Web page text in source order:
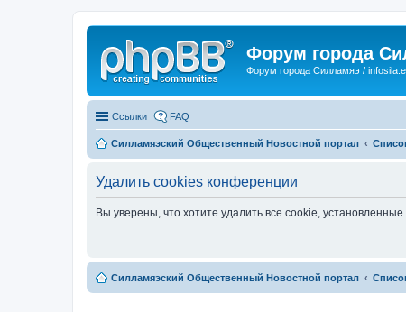
Форум города
Форум города Силламяэ /
Ссылки FAQ
Силламяэский Общественный Новостной портал
Удалить cookies конференции
Вы уверены, что хотите удалить все cookie,
Силламяэский Общественный Новостной портал